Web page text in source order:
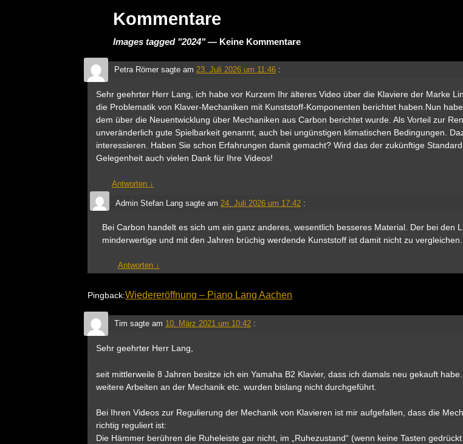
Kommentare
Images tagged "2024"— Keine Kommentare
Petra Römer sagte am 23. Juli 2026 um 11:46 :
Sehr geehrter Herr Lang, ich habe vor Kurzem Ihr älteres Video über die Klaviere der Marke
die Problematik von Klaver-Mechaniken mit Kunststoff-Komponenten berichtet haben.Nun
dem über die Neuentwicklung über Mechaniken aus Carbon berichtet wurde. Als Vorteil zur
unveränderlich gute Spielbarkeit genannt, auch bei ungünstigen klimatischen Bedingungen.
interessieren. Haben Sie schon Erfahrungen damit gemacht? Wird das der zukünftige
Gelegenheit auch vielen Dank für Ihre Videos!
Antworten ↓
Admin Stefan Lang sagte am 24. Juli 2026 um 17:42 :
Bei Carbon handelt es sich um ein ganz anderes, wesentlich besseres Material. Der bei den
minderwertige und mit den Jahren brüchig werdende Kunststoff ist damit nicht zu vergleichen.
Antworten ↓
Pingback:Wiedereröffnung – Piano Lang Aachen
Tim sagte am 10. März 2021 um 10:42 :
Sehr geehrter Herr Lang,
seit mittlerweile 8 Jahren besitze ich ein Yamaha B2 Klavier, dass ich damals neu gekauft
weitere Arbeiten an der Mechanik etc. wurden bislang nicht durchgeführt.
Bei Ihren Videos zur Regulierung der Mechanik von Klavieren ist mir aufgefallen, dass die
richtig reguliert ist:
Die Hämmer berühren die Ruheleiste gar nicht, im „Ruhezustand“ (wenn keine Tasten